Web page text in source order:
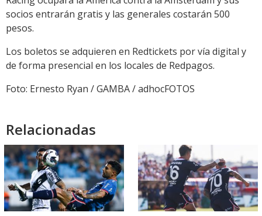
socios entrarán gratis y las generales costarán 500
pesos.
Los boletos se adquieren en Redtickets por vía digital y
de forma presencial en los locales de Redpagos.
Foto: Ernesto Ryan / GAMBA / adhocFOTOS
Relacionadas